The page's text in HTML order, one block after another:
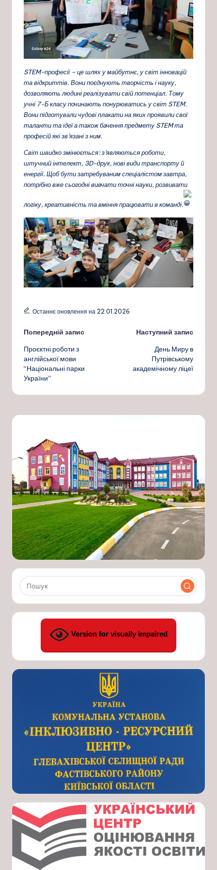
STEM-професії – це шлях у майбутнє, у світ інновацій
та відкриттів. Вони поєднують творчість і науку,
дозволяють людині реалізувати свій потенціал. Тому
учні 7-Б класу починають понурюватись у світ STEM.
Вони підготували чудові плакати на яких проявили свої
таланти та ідеї а також бачення предмету STEM та
професій які зв’язані з ним.
Світ швидко змінюється: з’являються роботи,
штучний інтелект, 3D-друк, нові види транспорту й
енергії. Щоб бути затребуваним спеціалістом завтра,
потрібно вже сьогодні вивчати точні науки, розвивати
логіку, креативність та вміння працювати в команді.
Останнє оновлення на 22.01.2026
Навігація
по
запису
Попередній запис
Проєктні роботи з
англійської мови
“Національні парки
України”
Наступний запис
День Миру в
Путрівському
академічному ліцеї
Version for visually impaired